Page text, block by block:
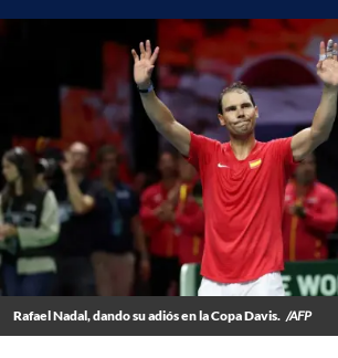
Rafael Nadal, dando su adiós en la Copa Davis. /AFP